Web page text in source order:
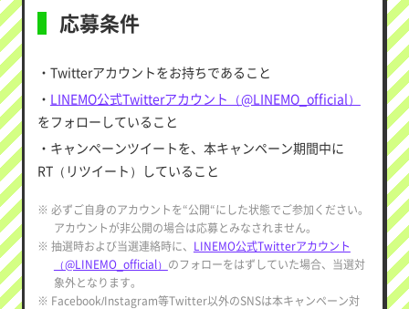
応募条件
・Twitterアカウントをお持ちであること
・ LINEMO公式Twitterアカウント（@LINEMO_official）
をフォローしていること
・キャンペーンツイートを、本キャンペーン期間中に
RT（リツイート）していること
※ 必ずご自身のアカウントを“公開“にした状態でご参加ください。
アカウントが非公開の場合は応募とみなされません。
※ 抽選時および当選連絡時に、 LINEMO公式Twitterアカウント
（@LINEMO_official） のフォローをはずしていた場合、当選対
象外となります。
※ Facebook/Instagram等Twitter以外のSNSは本キャンペーン対